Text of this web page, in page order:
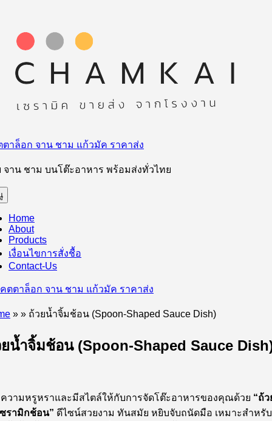
วาม
าล็อก จาน ชาม แก้วมัค ราคาส่ง
จาน ชาม บนโต๊ะอาหาร พร้อมส่งทั่วไทย
Home
About
Products
เงื่อนไขการสั่งชื้อ
Contact-Us
» » ถ้วยน้ำจิ้มช้อน (Spoon-Shaped Sauce Dish)
น้ำจิ้มช้อน (Spoon-Shaped Sauce
ความหรูหราและมีสไตล์ให้กับการจัดโต๊ะอาหารของคุณด้วย “ถ้
รามิกช้อน” ดีไซน์สวยงาม ทันสมัย หยิบจับถนัดมือ เหมาะสำหรั